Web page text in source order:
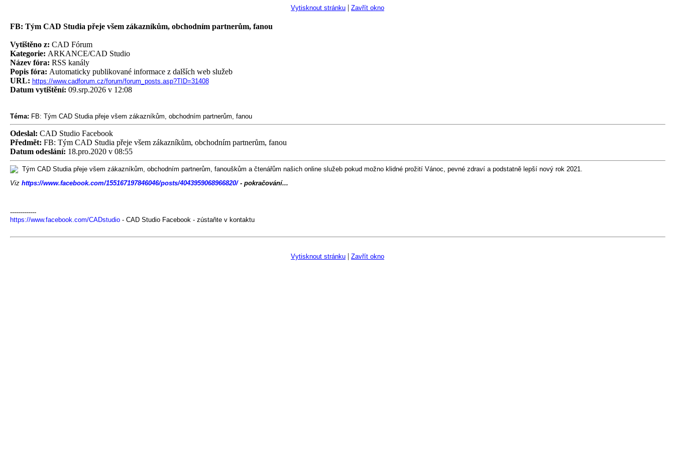
Vytisknout stránku | Zavřít okno
FB: Tým CAD Studia přeje všem zákazníkům, obchodním partnerům, fanou
Vytištěno z: CAD Fórum
Kategorie: ARKANCE/CAD Studio
Název fóra: RSS kanály
Popis fóra: Automaticky publikované informace z dalších web služeb
URL: https://www.cadforum.cz/forum/forum_posts.asp?TID=31408
Datum vytištění: 09.srp.2026 v 12:08
Téma: FB: Tým CAD Studia přeje všem zákazníkům, obchodním partnerům, fanou
Odeslal: CAD Studio Facebook
Předmět: FB: Tým CAD Studia přeje všem zákazníkům, obchodním partnerům, fanou
Datum odeslání: 18.pro.2020 v 08:55
Tým CAD Studia přeje všem zákazníkům, obchodním partnerům, fanouškům a čtenářům našich online služeb pokud možno klidné prožití Vánoc, pevné zdraví a podstatně lepší nový rok 2021.
Viz https://www.facebook.com/155167197846046/posts/4043959068966820/- pokračování...
-------------
https://www.facebook.com/CADstudio- CAD Studio Facebook - zústaňte v kontaktu
Vytisknout stránku | Zavřít okno